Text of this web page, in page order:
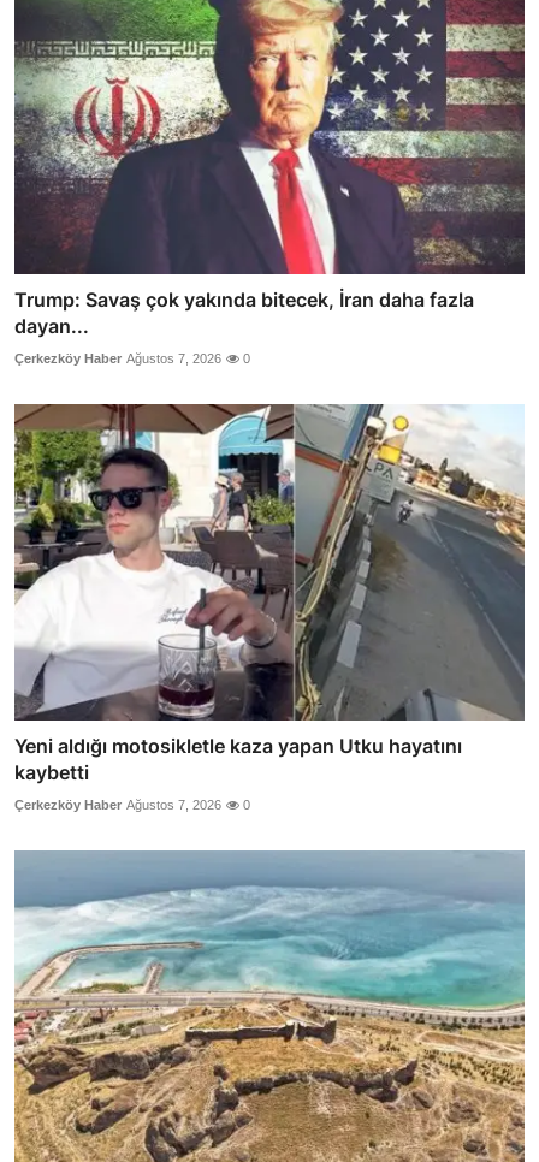
Trump: Savaş çok yakında bitecek, İran daha fazla
dayan...
Çerkezköy Haber Ağustos 7, 2026 0
Yeni aldığı motosikletle kaza yapan Utku hayatını
kaybetti
Çerkezköy Haber Ağustos 7, 2026 0